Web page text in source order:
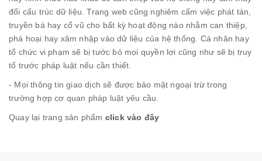
đổi cấu trúc dữ liệu. Trang web cũng nghiêm cấm việc phát tán,
truyền bá hay cổ vũ cho bất kỳ hoạt động nào nhằm can thiệp,
phá hoại hay xâm nhập vào dữ liệu của hệ thống. Cá nhân hay
tổ chức vi phạm sẽ bị tước bỏ mọi quyền lợi cũng như sẽ bị truy
tố trước pháp luật nếu cần thiết.
- Mọi thông tin giao dịch sẽ được bảo mật ngoại trừ trong
trường hợp cơ quan pháp luật yêu cầu.
Quay lại trang sản phẩm click vào đây